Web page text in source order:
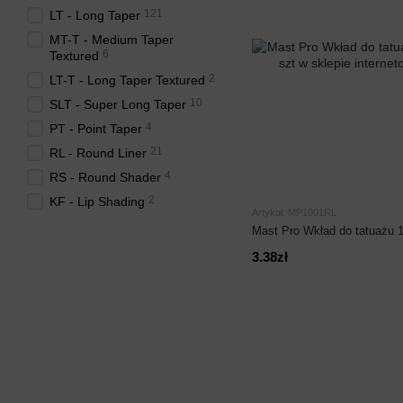
Artykuł: MP1001RL
Mast Pro Wkład do tatuażu
3.38zł
LT - Long Taper 121
MT-T - Medium Taper
Textured 6
LT-T - Long Taper Textured 2
SLT - Super Long Taper 10
PT - Point Taper 4
RL - Round Liner 21
RS - Round Shader 4
KF - Lip Shading 2